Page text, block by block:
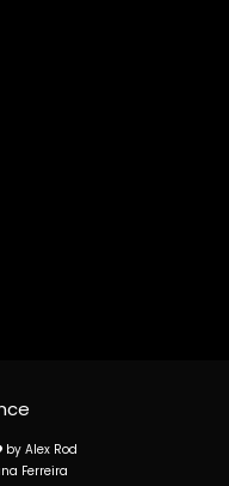
byAlex Rod
Ferreira